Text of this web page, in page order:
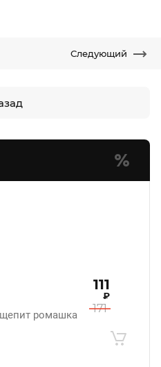
ромашка 171
111
₽
Следующий